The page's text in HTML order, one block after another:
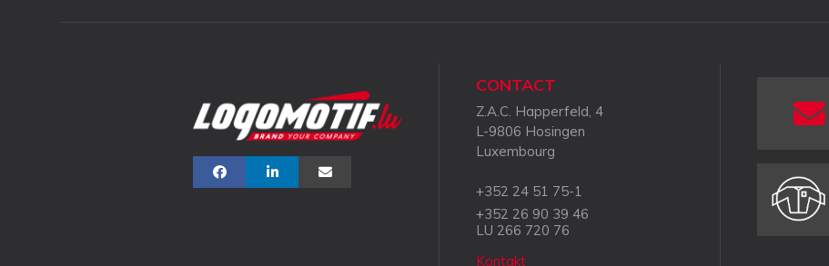
CONTACT
Z.A.C. Happerfeld, 4
L-9806 Hosingen
Luxembourg
+352 24 51 75-1
+352 26 90 39 46
LU 266 720 76
Kontakt